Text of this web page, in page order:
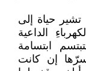
حياة إلى
الداعية
ابتسامة
إن كانت